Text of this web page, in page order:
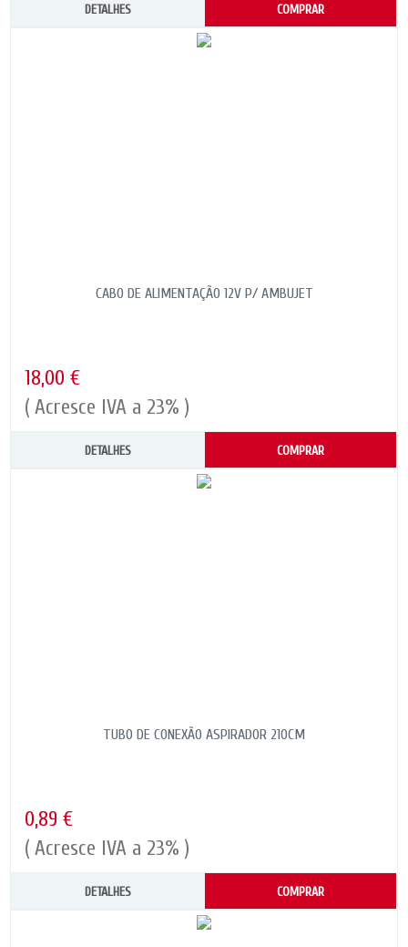
DETALHES COMPRAR
CABO DE ALIMENTAÇÃO 12V P/ AMBUJET
18,00 €
( Acresce IVA a 23% )
DETALHES COMPRAR
TUBO DE CONEXÃO ASPIRADOR 210CM
0,89 €
( Acresce IVA a 23% )
DETALHES COMPRAR